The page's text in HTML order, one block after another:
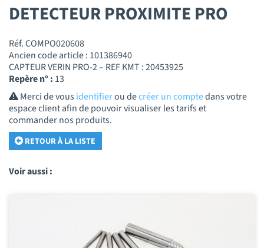
DETECTEUR PROXIMITE PRO
Réf. COMPO020608
Ancien code article : 101386940
CAPTEUR VERIN PRO-2 – REF KMT : 20453925
Repère n° : 13
Merci de vousidentifierou decréer un comptedans votre
espace client afin de pouvoir visualiser les tarifs et
commander nos produits.
RETOUR À LA LISTE
Voir aussi :